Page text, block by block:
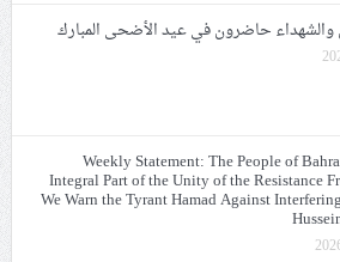
والشهداء حاضرون في عيد الأضحى المبارك
Weekly Statement: The People of
Integral Part of the Unity of the Resistance
We Warn the Tyrant Hamad Against